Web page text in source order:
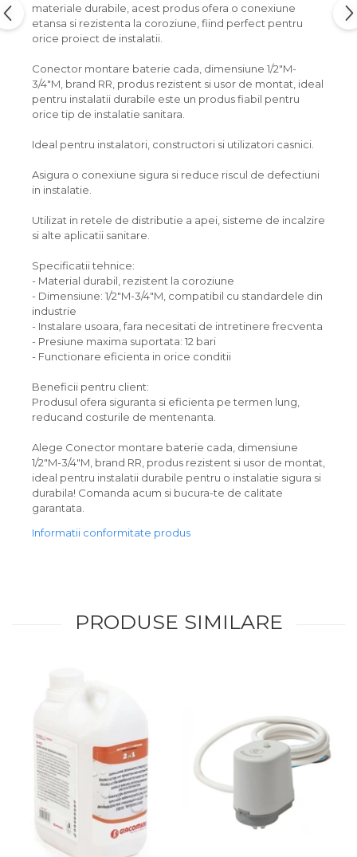
materiale durabile, acest produs ofera o conexiune
etansa si rezistenta la coroziune, fiind perfect pentru
orice proiect de instalatii.
Conector montare baterie cada, dimensiune 1/2"M-
3/4"M, brand RR, produs rezistent si usor de montat, ideal
pentru instalatii durabile este un produs fiabil pentru
orice tip de instalatie sanitara.
Ideal pentru instalatori, constructori si utilizatori casnici.
Asigura o conexiune sigura si reduce riscul de defectiuni
in instalatie.
Utilizat in retele de distributie a apei, sisteme de incalzire
si alte aplicatii sanitare.
Specificatii tehnice:
- Material durabil, rezistent la coroziune
- Dimensiune: 1/2"M-3/4"M, compatibil cu standardele din
industrie
- Instalare usoara, fara necesitati de intretinere frecventa
- Presiune maxima suportata: 12 bari
- Functionare eficienta in orice conditii
Beneficii pentru client:
Produsul ofera siguranta si eficienta pe termen lung,
reducand costurile de mentenanta.
Alege Conector montare baterie cada, dimensiune
1/2"M-3/4"M, brand RR, produs rezistent si usor de montat,
ideal pentru instalatii durabile pentru o instalatie sigura si
durabila! Comanda acum si bucura-te de calitate
garantata.
Informatii conformitate produs
PRODUSE SIMILARE